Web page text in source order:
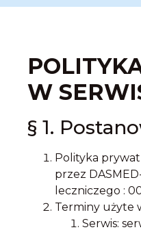
W
§ 1.
Polityka
przez
leczniczego :
Terminy użyte
Serwis: